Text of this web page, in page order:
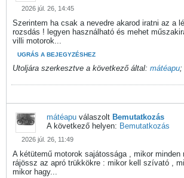
2026 júl. 26, 14:45
Szerintem ha csak a nevedre akarod iratni az a
rozsdás ! legyen használható és mehet
villi motorok...
UGRÁS A BEJEGYZÉSHEZ
Utoljára szerkesztve a következő által: mátéapu;
mátéapu válaszolt Bemutatkozás
A következő helyen: Bemutatkozás
2026 júl. 26, 11:49
A kétütemű motorok sajátossága , mikor minden
rájössz az apró trükkökre : mikor kell szívató ,
mikor hagy...